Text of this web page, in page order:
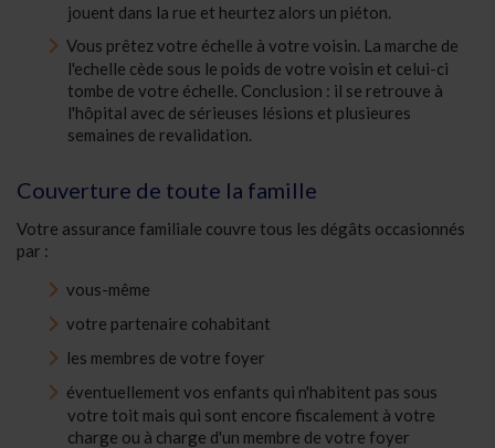
jouent dans la rue et heurtez alors un piéton.
Vous prêtez votre échelle à votre voisin. La marche de
l'echelle cède sous le poids de votre voisin et celui-ci
tombe de votre échelle. Conclusion : il se retrouve à
l'hôpital avec de sérieuses lésions et plusieures
semaines de revalidation.
Couverture de toute la famille
Votre assurance familiale couvre tous les dégâts occasionnés
par :
vous-même
votre partenaire cohabitant
les membres de votre foyer
éventuellement vos enfants qui n'habitent pas sous
votre toit mais qui sont encore fiscalement à votre
charge ou à charge d'un membre de votre foyer